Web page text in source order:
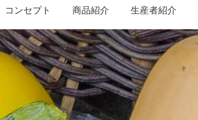
コンセプト 商品紹介 生産者紹介